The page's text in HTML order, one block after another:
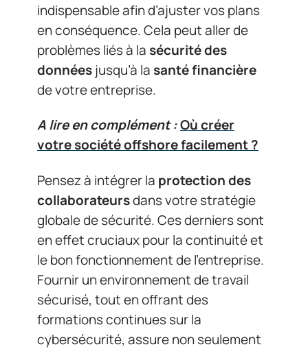
indispensable afin d’ajuster vos plans
en conséquence. Cela peut aller de
problèmes liés à la sécurité des
données jusqu’à la santé financière
de votre entreprise.
A lire en complément :Où créer
votre société offshore facilement ?
Pensez à intégrer la protection des
collaborateursdans votre stratégie
globale de sécurité. Ces derniers sont
en effet cruciaux pour la continuité et
le bon fonctionnement de l’entreprise.
Fournir un environnement de travail
sécurisé, tout en offrant des
formations continues sur la
cybersécurité, assure non seulement